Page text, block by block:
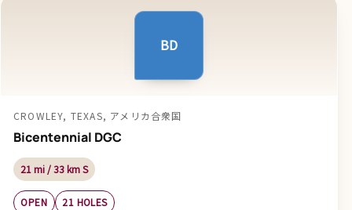
BD
CROWLEY, TEXAS, アメリカ合衆国
Bicentennial DGC
21 mi / 33 km S
OPEN 21 HOLES